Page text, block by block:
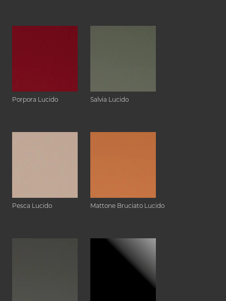
Porpora Lucido Salvia Lucido
Pesca Lucido Mattone Bruciato Lucido